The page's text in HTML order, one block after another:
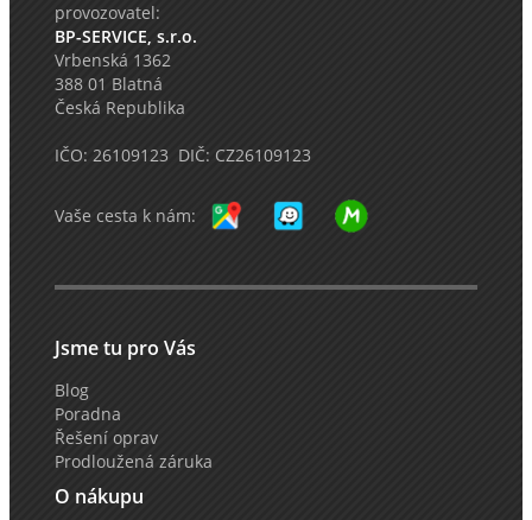
provozovatel:
BP-SERVICE, s.r.o.
Vrbenská 1362
388 01 Blatná
Česká Republika
IČO: 26109123 DIČ: CZ26109123
Vaše cesta k nám:
Jsme tu pro Vás
Blog
Poradna
Řešení oprav
Prodloužená záruka
O nákupu